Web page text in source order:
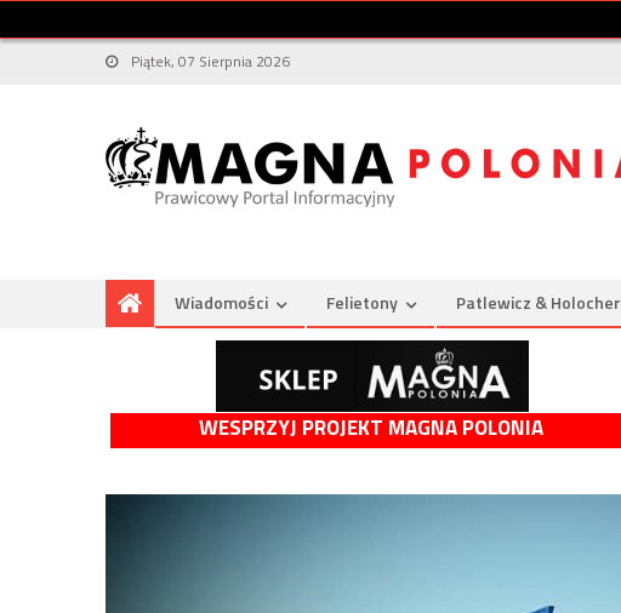
Piątek, 07 Sierpnia 2026
Wiadomości Felietony Patlewicz & Holocher
WESPRZYJ PROJEKT MAGNA POLONIA